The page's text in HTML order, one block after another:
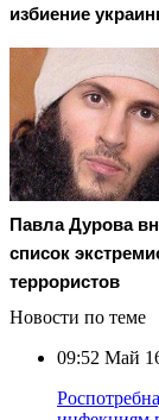
избиение
Павла Дурова
список
террористов
Новости по теме
09:52 Май